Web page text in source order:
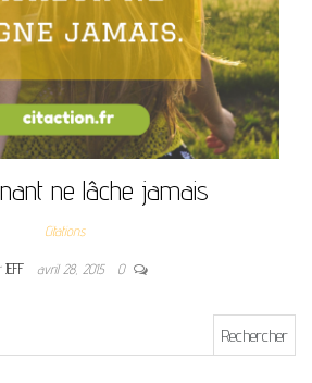
ne lâche jamais
Citations
JEFF avril 28, 2015 0